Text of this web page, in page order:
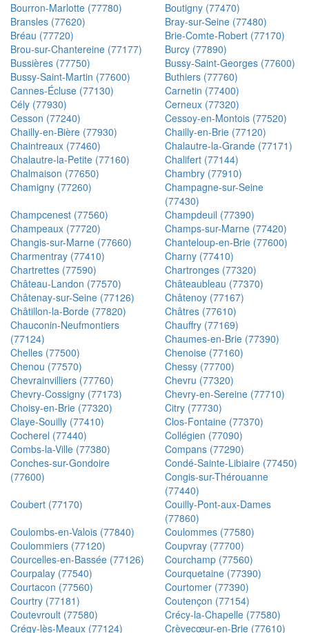
Bourron-Marlotte (77780)
Boutigny (77470)
Bransles (77620)
Bray-sur-Seine (77480)
Bréau (77720)
Brie-Comte-Robert (77170)
Brou-sur-Chantereine (77177)
Burcy (77890)
Bussières (77750)
Bussy-Saint-Georges (77600)
Bussy-Saint-Martin (77600)
Buthiers (77760)
Cannes-Écluse (77130)
Carnetin (77400)
Cély (77930)
Cerneux (77320)
Cesson (77240)
Cessoy-en-Montois (77520)
Chailly-en-Bière (77930)
Chailly-en-Brie (77120)
Chaintreaux (77460)
Chalautre-la-Grande (77171)
Chalautre-la-Petite (77160)
Chalifert (77144)
Chalmaison (77650)
Chambry (77910)
Chamigny (77260)
Champagne-sur-Seine
(77430)
Champcenest (77560)
Champdeuil (77390)
Champeaux (77720)
Champs-sur-Marne (77420)
Changis-sur-Marne (77660)
Chanteloup-en-Brie (77600)
Charmentray (77410)
Charny (77410)
Chartrettes (77590)
Chartronges (77320)
Château-Landon (77570)
Châteaubleau (77370)
Châtenay-sur-Seine (77126)
Châtenoy (77167)
Châtillon-la-Borde (77820)
Châtres (77610)
Chauconin-Neufmontiers
(77124)
Chauffry (77169)
Chaumes-en-Brie (77390)
Chelles (77500)
Chenoise (77160)
Chenou (77570)
Chessy (77700)
Chevrainvilliers (77760)
Chevru (77320)
Chevry-Cossigny (77173)
Chevry-en-Sereine (77710)
Choisy-en-Brie (77320)
Citry (77730)
Claye-Souilly (77410)
Clos-Fontaine (77370)
Cocherel (77440)
Collégien (77090)
Combs-la-Ville (77380)
Compans (77290)
Conches-sur-Gondoire
(77600)
Condé-Sainte-Libiaire (77450)
Congis-sur-Thérouanne
(77440)
Coubert (77170)
Couilly-Pont-aux-Dames
(77860)
Coulombs-en-Valois (77840)
Coulommes (77580)
Coulommiers (77120)
Coupvray (77700)
Courcelles-en-Bassée (77126)
Courchamp (77560)
Courpalay (77540)
Courquetaine (77390)
Courtacon (77560)
Courtomer (77390)
Courtry (77181)
Coutençon (77154)
Coutevroult (77580)
Crécy-la-Chapelle (77580)
Crégy-lès-Meaux (77124)
Crèvecœur-en-Brie (77610)